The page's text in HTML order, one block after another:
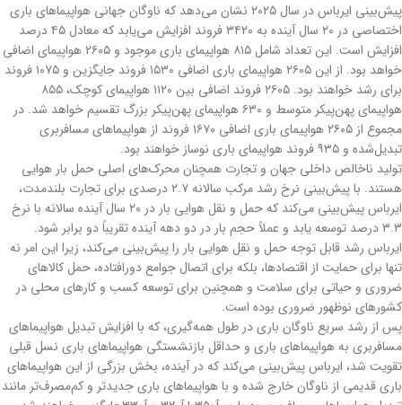
پیش‌بینی ایرباس در سال ۲۰۲۵ نشان می‌دهد که ناوگان جهانی هواپیماهای باری
اختصاصی در ۲۰ سال آینده به ۳۴۲۰ فروند افزایش می‌یابد که معادل ۴۵ درصد
افزایش است. این تعداد شامل ۸۱۵ هواپیمای باری موجود و ۲۶۰۵ هواپیمای اضافی
خواهد بود. از این ۲۶۰۵ هواپیمای باری اضافی ۱۵۳۰ فروند جایگزین و ۱۰۷۵ فروند
برای رشد خواهند بود. ۲۶۰۵ فروند اضافی بین ۱۱۲۰ هواپیمای کوچک، ۸۵۵
هواپیمای پهن‌پیکر متوسط و ۶۳۰ هواپیمای پهن‌پیکر بزرگ تقسیم خواهد شد. در
مجموع از ۲۶۰۵ هواپیمای باری اضافی ۱۶۷۰ فروند از هواپیماهای مسافربری
تبدیل‌شده و ۹۳۵ فروند هواپیمای باری نوساز خواهند بود.
تولید ناخالص داخلی جهان و تجارت همچنان محرک‌های اصلی حمل بار هوایی
هستند. با پیش‌بینی نرخ رشد مرکب سالانه ۲.۷ درصدی برای تجارت بلندمدت،
ایرباس پیش‌بینی می‌کند که حمل و نقل هوایی بار در ۲۰ سال آینده سالانه با نرخ
۳.۳ درصد توسعه یابد و عملاً حجم بار در دو دهه آینده تقریباً دو برابر شود.
ایرباس رشد قابل توجه حمل و نقل هوایی بار را پیش‌بینی می‌کند، زیرا این امر نه
تنها برای حمایت از اقتصادها، بلکه برای اتصال جوامع دورافتاده، حمل کالاهای
ضروری و حیاتی برای سلامت و همچنین برای توسعه کسب و کارهای محلی در
کشورهای نوظهور ضروری بوده است.
پس از رشد سریع ناوگان باری در طول همه‌گیری، که با افزایش تبدیل هواپیماهای
مسافربری به هواپیماهای باری و حداقل بازنشستگی هواپیماهای باری نسل قبلی
تقویت شد، ایرباس پیش‌بینی می‌کند که در آینده، بخش بزرگی از این هواپیماهای
باری قدیمی از ناوگان خارج شده و با هواپیماهای باری جدیدتر و کم‌مصرف‌تر مانند